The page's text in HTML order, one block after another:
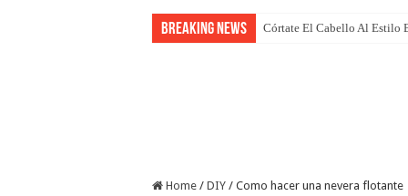
Breaking News Córtate El Cabello Al Estilo
Recogidos Super Bonitos Y
Home / DIY / Como hacer una nevera flotante